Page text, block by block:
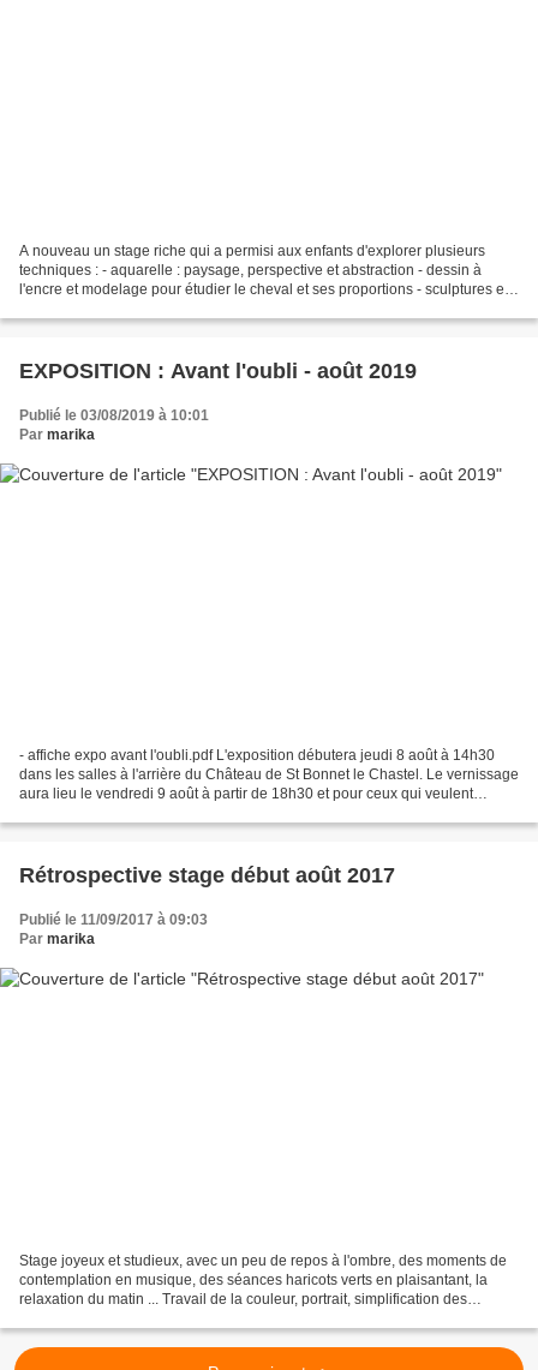
A nouveau un stage riche qui a permisi aux enfants d'explorer plusieurs
techniques : - aquarelle : paysage, perspective et abstraction - dessin à
l'encre et modelage pour étudier le cheval et ses proportions - sculptures en
EXPOSITION : Avant l'oubli - août 2019
Publié le 03/08/2019 à 10:01
Par marika
- affiche expo avant l'oubli.pdf L'exposition débutera jeudi 8 août à 14h30
dans les salles à l'arrière du Château de St Bonnet le Chastel. Le vernissage
aura lieu le vendredi 9 août à partir de 18h30 et pour ceux qui veulent
Rétrospective stage début août 2017
Publié le 11/09/2017 à 09:03
Par marika
Stage joyeux et studieux, avec un peu de repos à l'ombre, des moments de
contemplation en musique, des séances haricots verts en plaisantant, la
relaxation du matin ... Travail de la couleur, portrait, simplification des